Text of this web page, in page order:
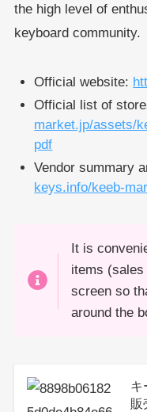
the high level of
keyboard community.
Official website:
Official list of
market.jp/assets/
pdf
Vendor summary
keys.info/keeb-
It is
items
screen so
around the
キ
販